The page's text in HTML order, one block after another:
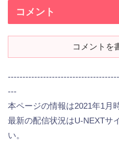
コメント
コメントを
---
本ページの情報は2021年1月
最新の配信状況はU-NEXTサ
い。